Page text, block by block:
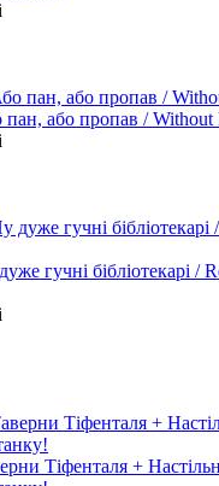
пан, або пропав / Without
гучні бібліотекарі /
Тіфенталя +